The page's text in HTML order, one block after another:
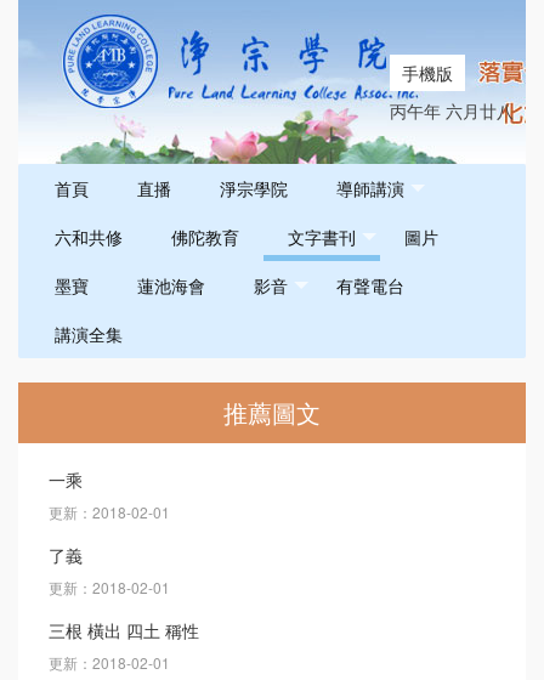
手機版
丙午年 六月廿八
首頁 直播 淨宗學院
導師講演
六和共修
佛陀教育 文字書刊
圖片
墨寶
蓮池海會 影音
有聲電台
講演全集
推薦圖文
一乘
更新：2018-02-01
了義
更新：2018-02-01
三根 橫出 四土 稱性
更新：2018-02-01